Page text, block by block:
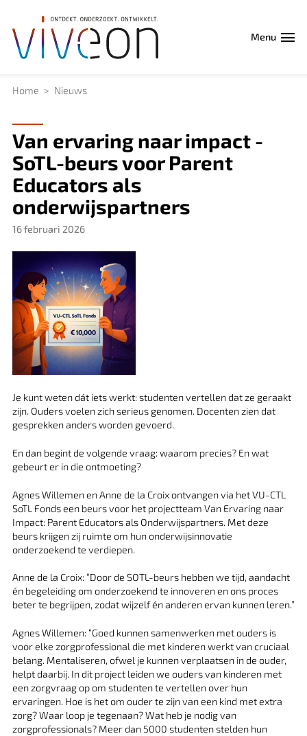
Menu
Home Nieuws
Van ervaring naar impact -
SoTL-beurs voor Parent
Educators als
onderwijspartners
16 februari 2026
Je kunt weten dát iets werkt: studenten vertellen dat ze geraakt
zijn. Ouders voelen zich serieus genomen. Docenten zien dat
gesprekken anders worden gevoerd.
En dan begint de volgende vraag: waarom precies? En wat
gebeurt er in die ontmoeting?
Agnes Willemen en Anne de la Croix ontvangen via het VU-CTL
SoTL Fonds een beurs voor het projectteam Van Ervaring naar
Impact: Parent Educators als Onderwijspartners. Met deze
beurs krijgen zij ruimte om hun onderwijsinnovatie
onderzoekend te verdiepen.
Anne de la Croix: “Door de SOTL-beurs hebben we tijd, aandacht
én begeleiding om onderzoekend te innoveren en ons proces
beter te begrijpen, zodat wijzelf én anderen ervan kunnen leren.”
Agnes Willemen: “Goed kunnen samenwerken met ouders is
voor elke zorgprofessional die met kinderen werkt van cruciaal
belang. Mentaliseren, ofwel je kunnen verplaatsen in de ouder,
helpt daarbij. In dit project leiden we ouders van kinderen met
een zorgvraag op om studenten te vertellen over hun
ervaringen. Hoe is het om ouder te zijn van een kind met extra
zorg? Waar loop je tegenaan? Wat heb je nodig van
zorgprofessionals? Meer dan 5000 studenten stelden hun